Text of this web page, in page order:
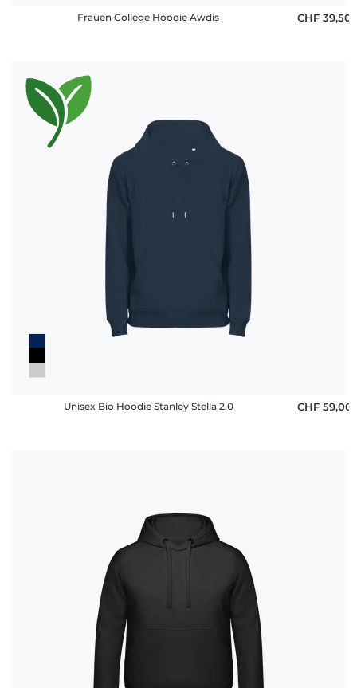
Frauen College Hoodie Awdis CHF 39,50
Unisex Bio Hoodie Stanley Stella 2.0 CHF 59,00